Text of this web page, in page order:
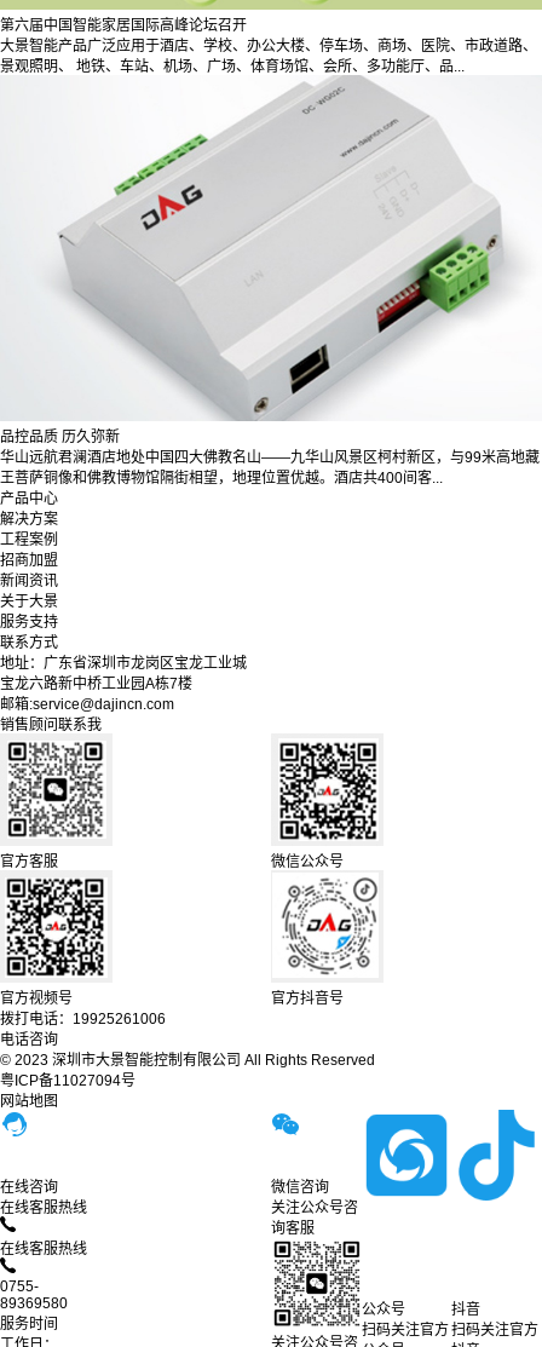
第六届中国智能家居国际高峰论坛召开
大景智能产品广泛应用于酒店、学校、办公大楼、停车场、商场、医院、市政道路、
景观照明、 地铁、车站、机场、广场、体育场馆、会所、多功能厅、品...
品控品质 历久弥新
华山远航君澜酒店地处中国四大佛教名山——九华山风景区柯村新区，与99米高地藏
王菩萨铜像和佛教博物馆隔街相望，地理位置优越。酒店共400间客...
产品中心
解决方案
工程案例
招商加盟
新闻资讯
关于大景
服务支持
联系方式
地址：广东省深圳市龙岗区宝龙工业城
宝龙六路新中桥工业园A栋7楼
邮箱:service@dajincn.com
销售顾问联系我
官方客服 微信公众号
官方视频号
官方抖音号
拨打电话：19925261006
电话咨询
© 2023 深圳市大景智能控制有限公司 All Rights Reserved
粤ICP备11027094号
网站地图
在线咨询
在线客服热线
在线客服热线
0755-
89369580
服务时间
微信咨询
关注公众号咨
询客服
关注公众号咨
公众号
扫码关注官方
抖音
扫码关注官方